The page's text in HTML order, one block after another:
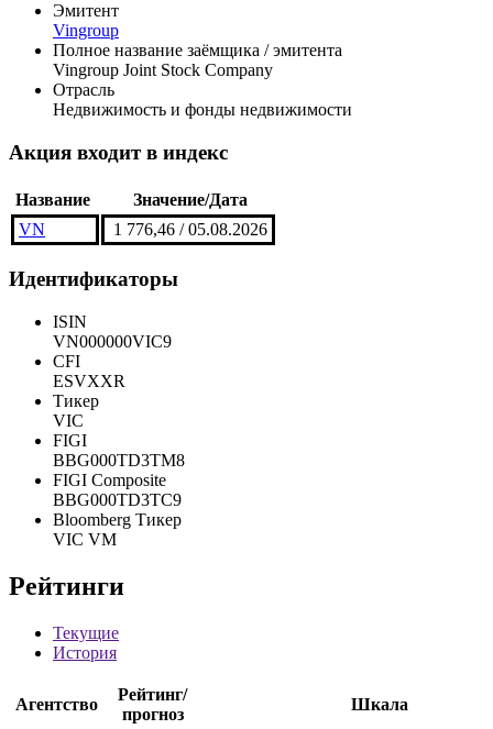
Эмитент
Vingroup
Полное название заёмщика / эмитента
Vingroup Joint Stock Company
Отрасль
Недвижимость и фонды недвижимости
Акция входит в индекс
Название
Значение/Дата
VN
1 776,46 / 05.08.2026
Идентификаторы
ISIN
VN000000VIC9
CFI
ESVXXR
Тикер
VIC
FIGI
BBG000TD3TM8
FIGI Composite
BBG000TD3TC9
Bloomberg Тикер
VIC VM
Рейтинги
Текущие
История
Агентство
Рейтинг/
прогноз
Шкала